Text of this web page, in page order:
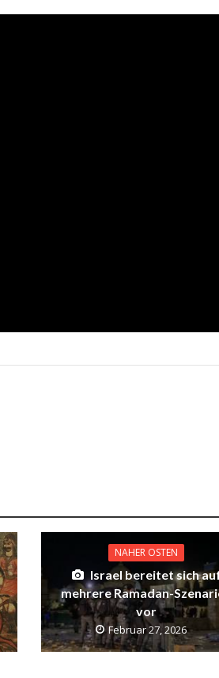
NAHER OSTEN
Israel bereitet sich
mehrere Ramadan-
vor
Februar 27, 2026